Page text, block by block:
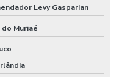
Levy Gasparian
do Muriaé